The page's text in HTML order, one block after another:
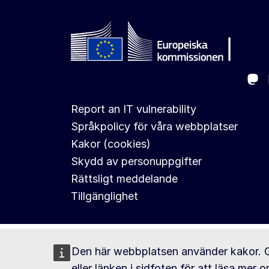
Den här webbplatsen använder kakor.
Report an IT vulnerability
Språkpolicy för våra webbplatser
Kakor (cookies)
Skydd av personuppgifter
Rättsligt meddelande
Tillgänglighet